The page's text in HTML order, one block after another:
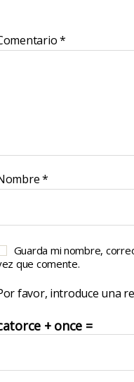
*
*
Guarda mi nombre,
que comente.
favor, introduce una
+ once =